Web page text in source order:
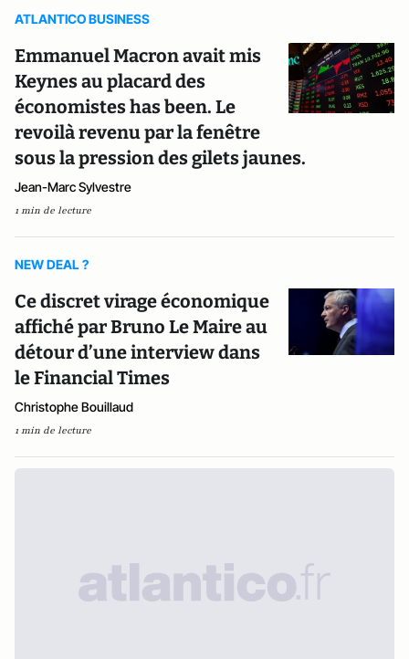
ATLANTICO BUSINESS
Emmanuel Macron avait mis
Keynes au placard des
économistes has been. Le
revoilà revenu par la fenêtre
sous la pression des gilets jaunes.
Jean-Marc Sylvestre
1 min de lecture
NEW DEAL ?
Ce discret virage économique
affiché par Bruno Le Maire au
détour d’une interview dans
le Financial Times
Christophe Bouillaud
1 min de lecture